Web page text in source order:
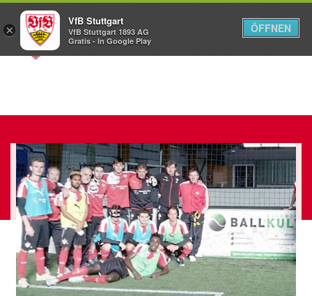
Menü
×
VfB Stuttgart
VfB Stuttgart 1893 AG
Gratis - In Google Play
ÖFFNEN